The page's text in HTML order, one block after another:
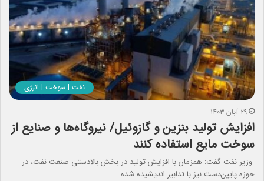
نفت | سوخت | انرژی
۲۹ آبان ۱۴۰۳
افزایش تولید بنزین و گازوئیل/ نیروگاه‌ها و صنایع از
سوخت‌ مایع استفاده کنند
وزیر نفت گفت: همزمان با افزایش تولید در بخش بالادستی صنعت نفت، در
حوزه پایین‌دست نیز با تدابیر اندیشیده‌ شده…